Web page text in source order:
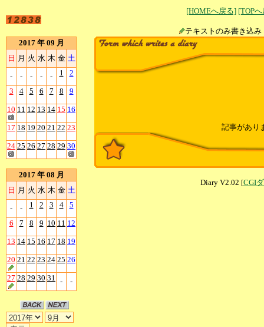
[HOMEへ戻る] [TOP
テキストのみ書
2017 年 09 月
日 月 火 水 木 金 土
- - - - - 1 2
3 4 5 6 7 8 9
10 11 12 13 14 15 16
17 18 19 20 21 22 23
24 25 26 27 28 29 30
2017 年 08 月
日 月 火 水 木 金 土
- - 1 2 3 4 5
6 7 8 9 10 11 12
13 14 15 16 17 18 19
20 21 22 23 24 25 26
27 28 29 30 31 - -
記事があり
Diary V2.02 [CGI